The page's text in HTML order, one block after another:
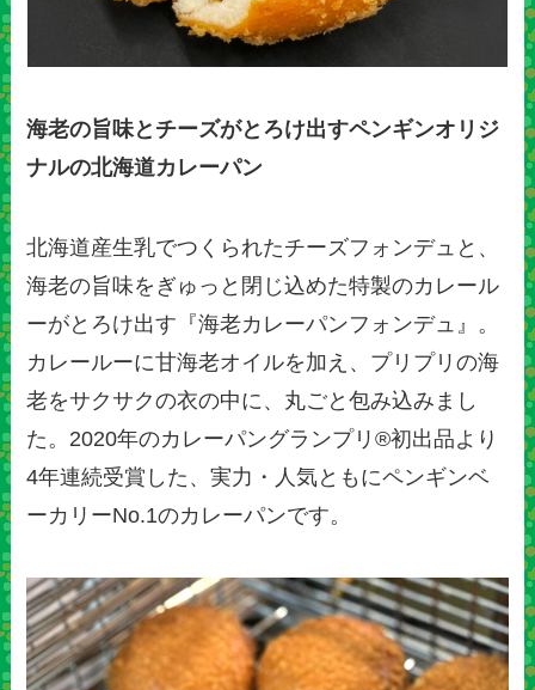
海老の旨味とチーズがとろけ出すペンギンオリジ
ナルの北海道カレーパン
北海道産生乳でつくられたチーズフォンデュと、
海老の旨味をぎゅっと閉じ込めた特製のカレール
ーがとろけ出す『海老カレーパンフォンデュ』。
カレールーに甘海老オイルを加え、プリプリの海
老をサクサクの衣の中に、丸ごと包み込みまし
た。2020年のカレーパングランプリ®初出品より
4年連続受賞した、実力・人気ともにペンギンベ
ーカリーNo.1のカレーパンです。